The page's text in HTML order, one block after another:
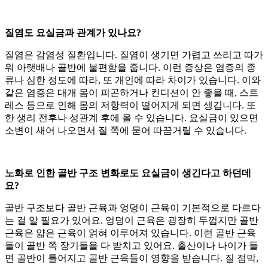
질염도 요실금과 관계가 있나요?
질염은 감염성 질환입니다. 질염이 생기면 가렵고 쓰리고 따가
워 아랫배나 골반에 불편함을 줍니다. 이런 증상은 염증의 종
류나 심한 정도에 따라, 또 개인에 따라 차이가 있습니다. 이와
같은 염증은 대개 몸이 피곤하거나 컨디션이 안 좋을 때, 스트
레스 등으로 인해 몸의 저항력이 떨어지게 되면 생깁니다. 또
한 생리 전후나 성관계 후에 올 수 있습니다. 요실금이 있으면
소변이 새어 나오면서 질 쪽에 묻어 따끔거릴 수 있습니다.
노화로 인한 골반 구조 변화로도 요실금이 생긴다고 하던데
요?
골반 구조보다 골반 근육과 엉덩이 근육이 기본적으로 다르다
는 걸 알 필요가 있어요. 엉덩이 근육은 굉장히 두껍지만 골반
근육은 얇은 근육이 얽혀 이루어져 있습니다. 이런 골반 근육
들이 골반 쪽 장기들을 다 받치고 있어요. 출산이나 나이가 들
면 골반이 틀어지고 골반 근육들이 영향을 받습니다. 질 점막,